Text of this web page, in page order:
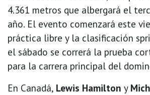
4.361 metros que albergará el
año. El evento comenzará este
práctica libre y la clasificación
el sábado se correrá la prueba
para la carrera principal del
En Canadá, Lewis Hamilton y